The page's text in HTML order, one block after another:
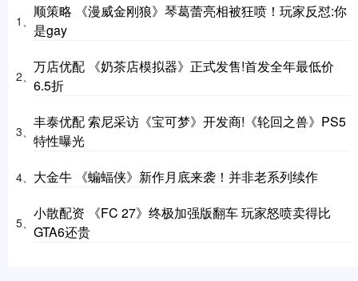
1、
顺策略 《漫威金刚狼》琴葛蕾亮相被狂喷！玩家反怼:你
是gay
2、
万店优配 《奶茶店模拟器》正式发售!首发全年最低价
6.5折
3、
丰泰优配 索尼采访《宝可梦》开发商!《轮回之兽》PS5
特性曝光
4、 大金牛 《蝙蝠侠》新作月底来袭！并非老系列续作
5、
小散配资 《FC 27》终极加强版翻车 玩家怒喷卖得比
GTA6还贵